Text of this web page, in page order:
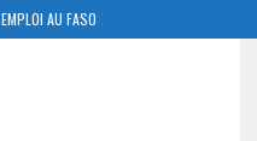
EMPLOI AU FASO